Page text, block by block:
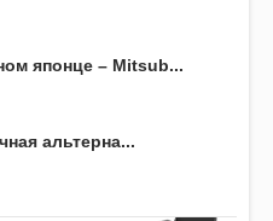
японце – Mitsub...
альтерна...